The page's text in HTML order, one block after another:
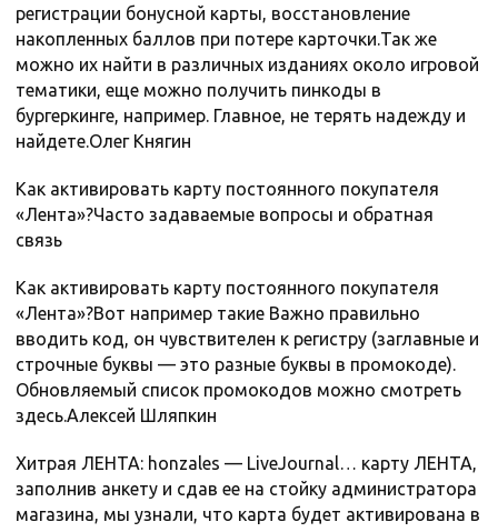
регистрации бонусной карты, восстановление
накопленных баллов при потере карточки.Так же
можно их найти в различных изданиях около игровой
тематики, еще можно получить пинкоды в
бургеркинге, например. Главное, не терять надежду и
найдете.Олег Княгин
Как активировать карту постоянного покупателя
«Лента»?Часто задаваемые вопросы и обратная
связь
Как активировать карту постоянного покупателя
«Лента»?Вот например такие Важно правильно
вводить код, он чувствителен к регистру (заглавные и
строчные буквы — это разные буквы в промокоде).
Обновляемый список промокодов можно смотреть
здесь.Алексей Шляпкин
Хитрая ЛЕНТА: honzales — LiveJournal… карту ЛЕНТА,
заполнив анкету и сдав ее на стойку администратора
магазина, мы узнали, что карта будет активирована в